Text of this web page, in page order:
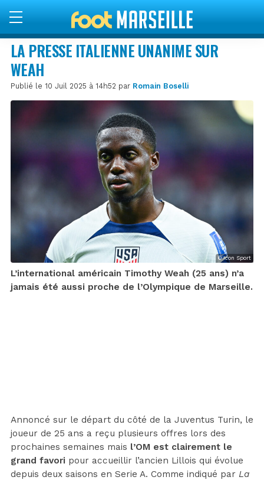
LA PRESSE ITALIENNE UNANIME SUR
WEAH
Publié le 10 Juil 2025 à 14h52 par Romain Boselli
© Icon Sport
L’international américain Timothy Weah (25 ans) n’a
jamais été aussi proche de l’Olympique de Marseille.
Annoncé sur le départ du côté de la Juventus Turin, le
joueur de 25 ans a reçu plusieurs offres lors des
prochaines semaines mais l’OM est clairement le
grand favori pour accueillir l’ancien Lillois qui évolue
depuis deux saisons en Serie A. Comme indiqué par La